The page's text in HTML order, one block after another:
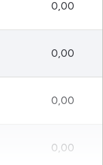
0,00
0,00
0,00
0,00